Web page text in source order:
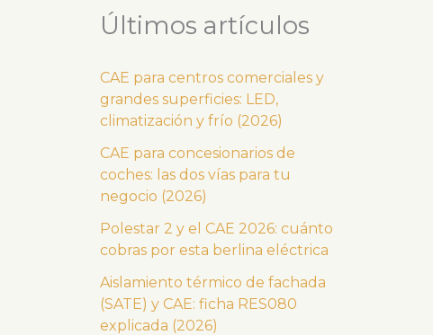
Últimos artículos
CAE para centros comerciales y
grandes superficies: LED,
climatización y frío (2026)
CAE para concesionarios de
coches: las dos vías para tu
negocio (2026)
Polestar 2 y el CAE 2026: cuánto
cobras por esta berlina eléctrica
Aislamiento térmico de fachada
(SATE) y CAE: ficha RES080
explicada (2026)